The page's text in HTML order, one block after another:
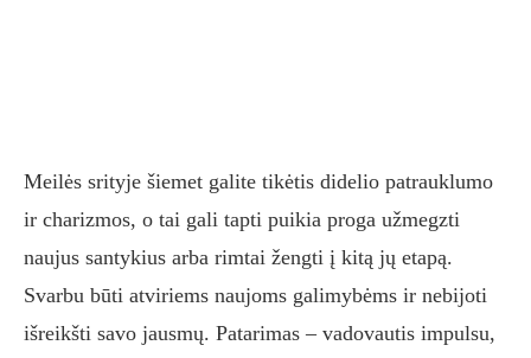
Meilės srityje šiemet galite tikėtis didelio patrauklumo
ir charizmos, o tai gali tapti puikia proga užmegzti
naujus santykius arba rimtai žengti į kitą jų etapą.
Svarbu būti atviriems naujoms galimybėms ir nebijoti
išreikšti savo jausmų. Patarimas – vadovautis impulsu,